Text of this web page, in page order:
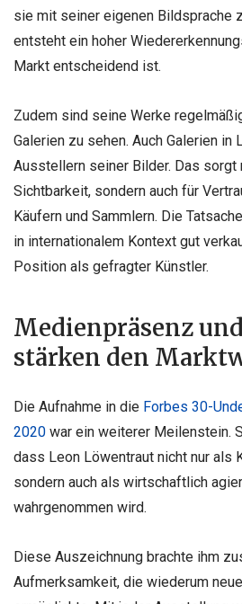
sie mit seiner eigenen Bildsprache
entsteht ein hoher
Markt entscheidend ist.
Zudem sind seine Werke
Galerien zu sehen. Auch Galerien in
Ausstellern seiner Bilder. Das sorgt
Sichtbarkeit, sondern auch für
Käufern und Sammlern. Die
in internationalem Kontext gut
Position als gefragter Künstler.
Medienpräsenz
stärken den
Die Aufnahme in die Forbes 30-
2020 war ein weiterer Meilenstein.
dass Leon Löwentraut nicht nur als
sondern auch als wirtschaftlich
wahrgenommen wird.
Diese Auszeichnung brachte ihm
Aufmerksamkeit, die wiederum